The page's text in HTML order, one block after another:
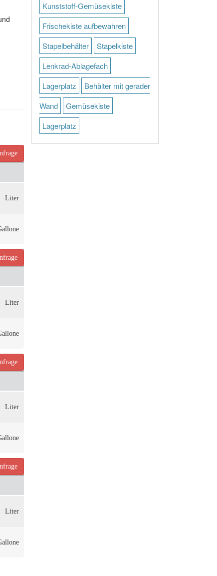
Liter
Liter
Liter
Liter
Kunststoff-Gemüsekiste
Frischekiste aufbewahren
Stapelbehälter
Stapelkiste
Lenkrad-Ablagefach
Lagerplatz
Behälter mit gerader
Wand
Gemüsekiste
Lagerplatz